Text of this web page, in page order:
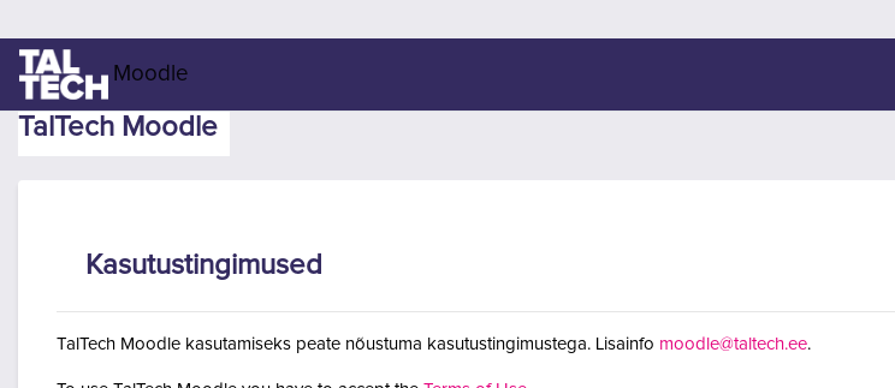
Moodle
TalTech Moodle
Kasutustingimused
TalTech Moodle kasutamiseks peate nõustuma kasutustingimustega. Lisainfo moodle@taltech.ee.